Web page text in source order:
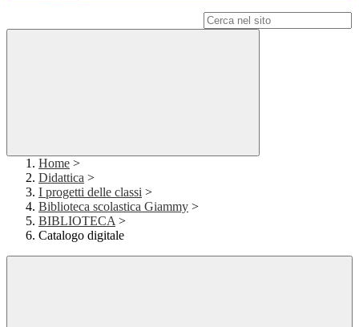
Home >
Didattica >
I progetti delle classi >
Biblioteca scolastica Giammy >
BIBLIOTECA >
Catalogo digitale